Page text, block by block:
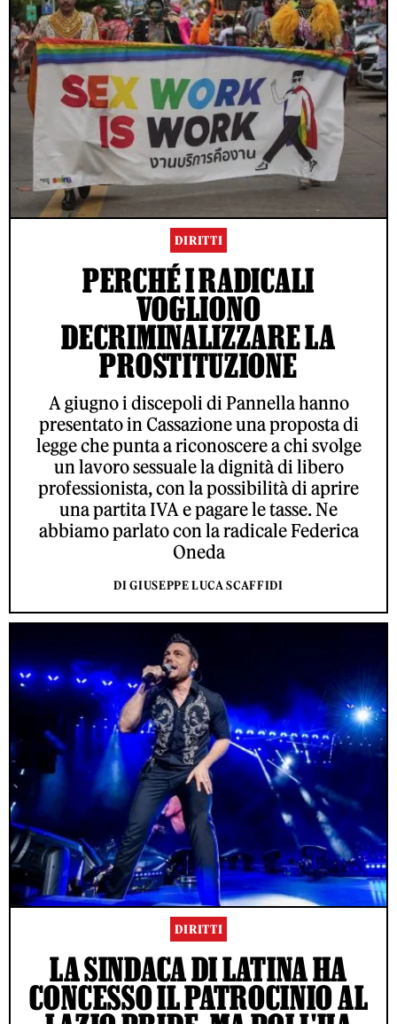
DIRITTI
PERCHÉ I RADICALI
VOGLIONO
DECRIMINALIZZARE LA
PROSTITUZIONE
A giugno i discepoli di Pannella hanno
presentato in Cassazione una proposta di
legge che punta a riconoscere a chi svolge
un lavoro sessuale la dignità di libero
professionista, con la possibilità di aprire
una partita IVA e pagare le tasse. Ne
abbiamo parlato con la radicale Federica
Oneda
DI GIUSEPPE LUCA SCAFFIDI
DIRITTI
LA SINDACA DI LATINA HA
CONCESSO IL PATROCINIO AL